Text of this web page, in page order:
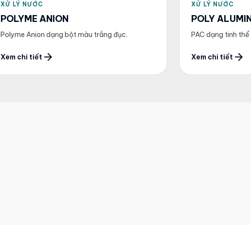
XỬ LÝ NƯỚC
POLYME ANION
Polyme Anion dạng bột màu trắng đục.
Xem chi tiết arrow_forward
XỬ LÝ NƯỚC
POLY
PAC dạng tinh
Xem chi tiết arrow_forward